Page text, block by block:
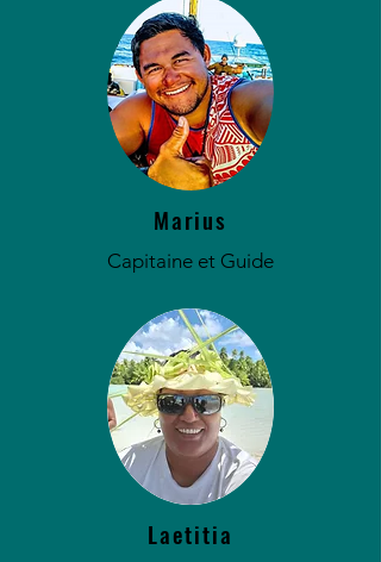
Marius
Capitaine et Guide
Laetitia